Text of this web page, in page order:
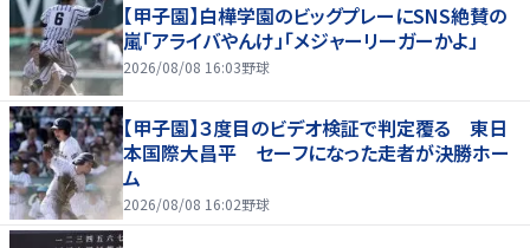
【甲子園】白樺学園のビッグプレーにSNS絶賛の
嵐「アライバやんけ」「メジャーリーガーかよ」
2026/08/08 16:03野球
【甲子園】３度目のビデオ検証で判定覆る 東日
本国際大昌平 セーフになった走者が決勝ホー
ム
2026/08/08 16:02野球